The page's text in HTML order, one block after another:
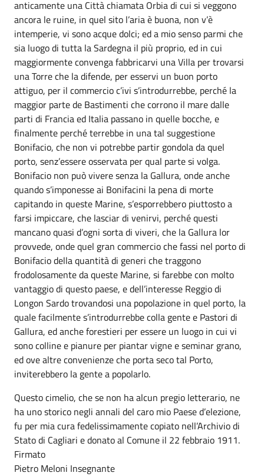
anticamente una Città chiamata Orbia di cui si veggono
ancora le ruine, in quel sito l’aria è buona, non v’è
intemperie, vi sono acque dolci; ed a mio senso parmi che
sia luogo di tutta la Sardegna il più proprio, ed in cui
maggiormente convenga fabbricarvi una Villa per trovarsi
una Torre che la difende, per esservi un buon porto
attiguo, per il commercio c’ivi s’introdurrebbe, perché la
maggior parte de Bastimenti che corrono il mare dalle
parti di Francia ed Italia passano in quelle bocche, e
finalmente perché terrebbe in una tal suggestione
Bonifacio, che non vi potrebbe partir gondola da quel
porto, senz’essere osservata per qual parte si volga.
Bonifacio non può vivere senza la Gallura, onde anche
quando s’imponesse ai Bonifacini la pena di morte
capitando in queste Marine, s’esporrebbero piuttosto a
farsi impiccare, che lasciar di venirvi, perché questi
mancano quasi d’ogni sorta di viveri, che la Gallura lor
provvede, onde quel gran commercio che fassi nel porto di
Bonifacio della quantità di generi che traggono
frodolosamente da queste Marine, si farebbe con molto
vantaggio di questo paese, e dell’interesse Reggio di
Longon Sardo trovandosi una popolazione in quel porto, la
quale facilmente s’introdurrebbe colla gente e Pastori di
Gallura, ed anche forestieri per essere un luogo in cui vi
sono colline e pianure per piantar vigne e seminar grano,
ed ove altre convenienze che porta seco tal Porto,
inviterebbero la gente a popolarlo.
Questo cimelio, che se non ha alcun pregio letterario, ne
ha uno storico negli annali del caro mio Paese d’elezione,
fu per mia cura fedelissimamente copiato nell’Archivio di
Stato di Cagliari e donato al Comune il 22 febbraio 1911.
Firmato
Pietro Meloni Insegnante